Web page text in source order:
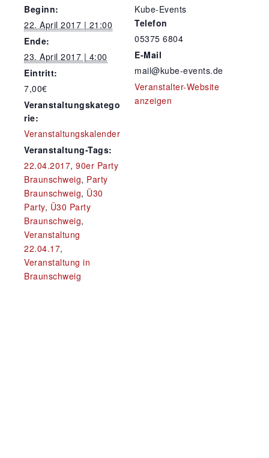
Beginn:
22. April 2017 | 21:00
Ende:
23. April 2017 | 4:00
Eintritt:
7,00€
Veranstaltungskatego
rie:
Veranstaltungskalender
Veranstaltung-Tags:
22.04.2017, 90er Party
Braunschweig, Party
Braunschweig, Ü30
Party, Ü30 Party
Braunschweig,
Veranstaltung
22.04.17,
Veranstaltung in
Braunschweig
Kube-Events
Telefon
05375 6804
E-Mail
mail@kube-events.de
Veranstalter-Website
anzeigen